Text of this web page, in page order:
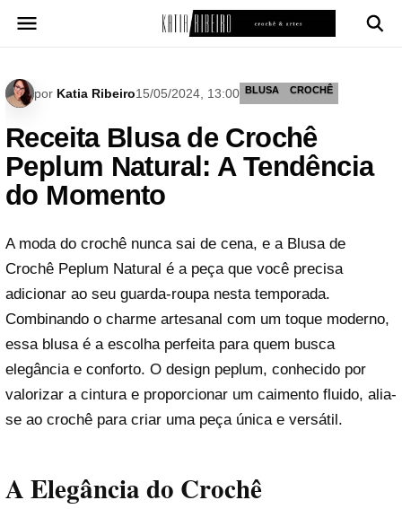
para
por Katia Ribeiro15/05/2024, 13:00 BLUSA CROCHÊ
Receita Blusa de Crochê
Peplum Natural: A Tendência
do Momento
A moda do crochê nunca sai de cena, e a Blusa de
Crochê Peplum Natural é a peça que você precisa
adicionar ao seu guarda-roupa nesta temporada.
Combinando o charme artesanal com um toque moderno,
essa blusa é a escolha perfeita para quem busca
elegância e conforto. O design peplum, conhecido por
valorizar a cintura e proporcionar um caimento fluido, alia-
se ao crochê para criar uma peça única e versátil.
A Elegância do Crochê